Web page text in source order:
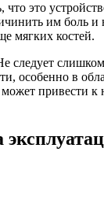
что это
им боль и
мягких костей.
следует
особенно в
может привести